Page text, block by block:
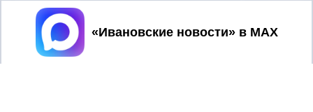
Принять